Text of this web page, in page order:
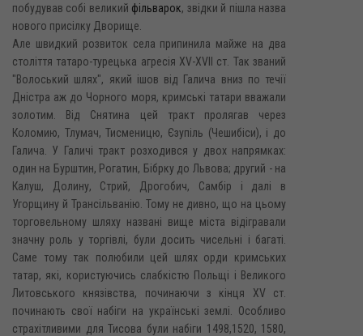
побудував собі великий фільварок, звідки й пішла назва
нового присілку Дворище.
Але швидкий розвиток села припинила майже на два
століття татаро-турецька агресія XV-XVII ст. Так званий
"Волоський шлях", який ішов від Галича вниз по течії
Дністра аж до Чорного моря, кримські татари вважали
золотим. Від Снятина цей тракт пролягав через
Коломию, Тлумач, Тисменицю, Єзупіль (Чешибіси), і до
Галича. У Галичі тракт розходився у двох напрямках:
один на Бурштин, Рогатин, Бібрку до Львова; другий - на
Калуш, Долину, Стрий, Дрогобич, Самбір і далі в
Угорщину й Трансільванію. Тому не дивно, що на цьому
торговельному шляху названі вище міста відігравали
значну роль у торгівлі, були досить чисельні і багаті.
Саме тому так полюбили цей шлях орди кримських
татар, які, користуючись слабкістю Польщі і Великого
Литовського князівства, починаючи з кінця XV ст.
починають свої набіги на українські землі. Особливо
страхітливими для Тисова були набіги 1498,1520, 1580,